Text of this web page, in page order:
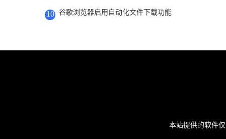
10 谷歌浏览器启用自动化文件下载功能
本站提供的软件